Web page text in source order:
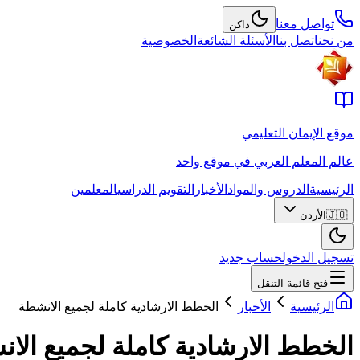
تواصل معنا داكن
من نحناتصل بنا الأسئلة الشائعة الخصوصية
موقع الإيمان التعليمي
عالم المعلم العربي في موقع واحد
الرئيسية الدروس والمواد الأخبار التقويم الدراسيالمعلمين
🇯🇴 الأردن
تسجيل الدخولحساب جديد
فتح قائمة التنقل
الرئيسية الأخبار الخطط الارشادية كاملة لجميع الانشطة
الخطط الارشادية كاملة لجميع